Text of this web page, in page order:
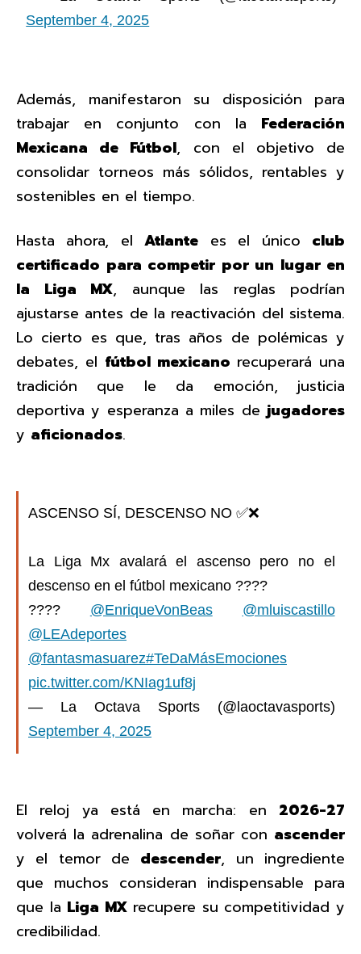
September 4, 2025
Además, manifestaron su disposición para
trabajar en conjunto con la Federación
Mexicana de Fútbol, con el objetivo de
consolidar torneos más sólidos, rentables y
sostenibles en el tiempo.
Hasta ahora, elAtlante es el único club
certificado para competir por un lugar en
la Liga MX, aunque las reglas podrían
ajustarse antes de la reactivación del sistema.
Lo cierto es que, tras años de polémicas y
debates, el fútbol mexicano recuperará una
tradición que le da emoción, justicia
deportiva y esperanza a miles dejugadores
y aficionados.
ASCENSO SÍ, DESCENSO NO ✅❌
La Liga Mx avalará el ascenso pero no el
descenso en el fútbol mexicano ????
????️ @EnriqueVonBeas
@mluiscastillo
@LEAdeportes
@fantasmasuarez#TeDaMásEmociones
pic.twitter.com/KNIag1uf8j
— La Octava Sports (@laoctavasports)
September 4, 2025
El reloj ya está en marcha: en 2026-27
volverá la adrenalina de soñar con ascender
y el temor de descender, un ingrediente
que muchos consideran indispensable para
que la Liga MX recupere su competitividad y
credibilidad.